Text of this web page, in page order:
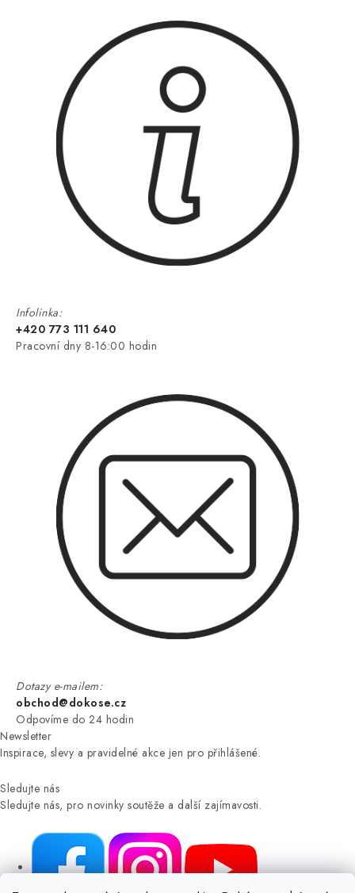
Infolinka:
+420 773 111 640
Pracovní dny 8-16:00 hodin
Dotazy e-mailem:
obchod@dokose.cz
Odpovíme do 24 hodin
Newsletter
Inspirace, slevy a pravidelné akce jen pro přihlášené.
Sledujte nás
Sledujte nás, pro novinky soutěže a další zajímavosti.